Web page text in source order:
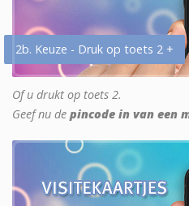
2b. Keuze - Druk op toets 2 +
Of u drukt op toets 2.
Geef nu de pincode in van een